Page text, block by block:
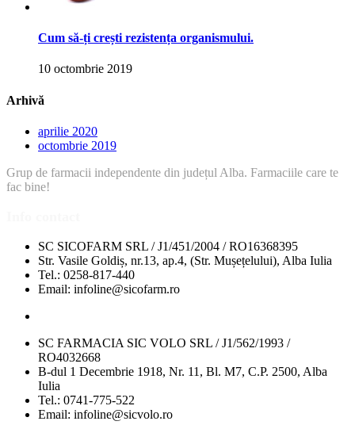
Cum să-ți crești rezistența organismului.
10 octombrie 2019
Arhivă
aprilie 2020
octombrie 2019
Grup de farmacii independente din județul Alba. Farmaciile care te
fac bine!
SC SICOFARM SRL / J1/451/2004 / RO16368395
Str. Vasile Goldiș, nr.13, ap.4, (Str. Mușețelului), Alba Iulia
Tel.: 0258-817-440
Email: infoline@sicofarm.ro
SC FARMACIA SIC VOLO SRL / J1/562/1993 /
RO4032668
B-dul 1 Decembrie 1918, Nr. 11, Bl. M7, C.P. 2500, Alba
Iulia
Tel.: 0741-775-522
Email: infoline@sicvolo.ro